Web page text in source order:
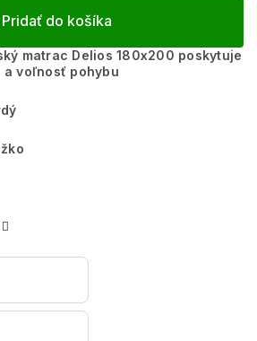
Pridať do košíka
matrac Delios 180x200 poskytuje
a voľnosť pohybu